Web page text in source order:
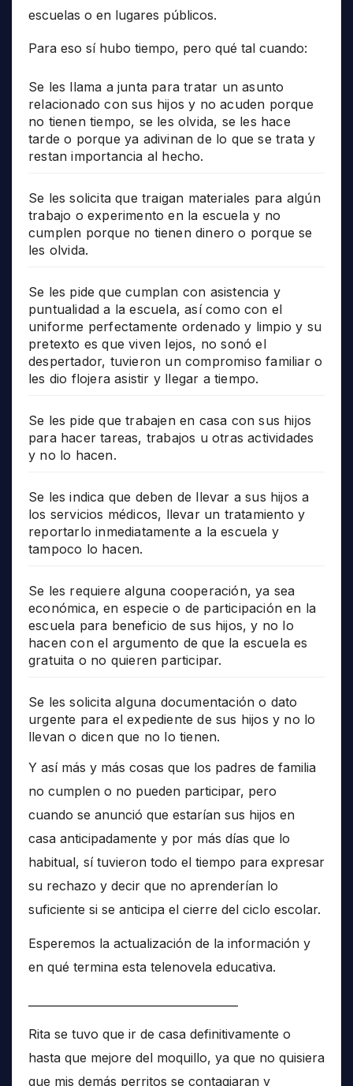
escuelas o en lugares públicos.
Para eso sí hubo tiempo, pero qué tal cuando:
Se les llama a junta para tratar un asunto
relacionado con sus hijos y no acuden porque
no tienen tiempo, se les olvida, se les hace
tarde o porque ya adivinan de lo que se trata y
restan importancia al hecho.
Se les solicita que traigan materiales para algún
trabajo o experimento en la escuela y no
cumplen porque no tienen dinero o porque se
les olvida.
Se les pide que cumplan con asistencia y
puntualidad a la escuela, así como con el
uniforme perfectamente ordenado y limpio y su
pretexto es que viven lejos, no sonó el
despertador, tuvieron un compromiso familiar o
les dio flojera asistir y llegar a tiempo.
Se les pide que trabajen en casa con sus hijos
para hacer tareas, trabajos u otras actividades
y no lo hacen.
Se les indica que deben de llevar a sus hijos a
los servicios médicos, llevar un tratamiento y
reportarlo inmediatamente a la escuela y
tampoco lo hacen.
Se les requiere alguna cooperación, ya sea
económica, en especie o de participación en la
escuela para beneficio de sus hijos, y no lo
hacen con el argumento de que la escuela es
gratuita o no quieren participar.
Se les solicita alguna documentación o dato
urgente para el expediente de sus hijos y no lo
llevan o dicen que no lo tienen.
Y así más y más cosas que los padres de familia
no cumplen o no pueden participar, pero
cuando se anunció que estarían sus hijos en
casa anticipadamente y por más días que lo
habitual, sí tuvieron todo el tiempo para expresar
su rechazo y decir que no aprenderían lo
suficiente si se anticipa el cierre del ciclo escolar.
Esperemos la actualización de la información y
en qué termina esta telenovela educativa.
Rita se tuvo que ir de casa definitivamente o
hasta que mejore del moquillo, ya que no quisiera
que mis demás perritos se contagiaran y